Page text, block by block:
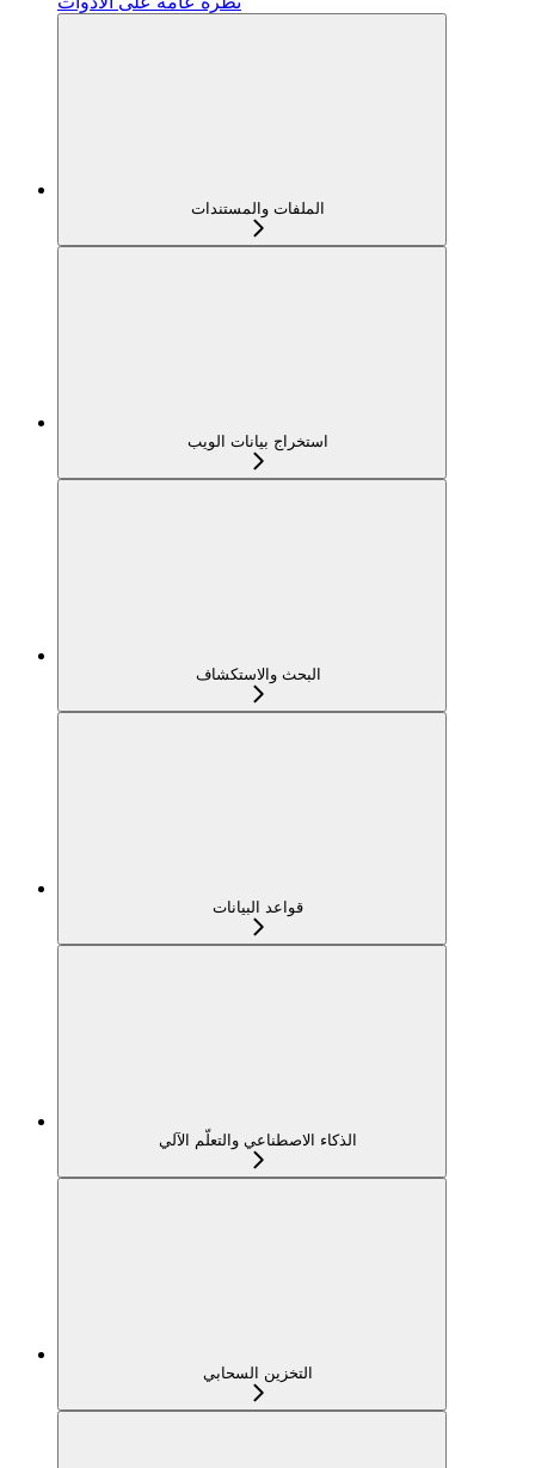
الملفات والمستندات
استخراج بيانات الويب
البحث والاستكشاف
قواعد البيانات
الذكاء الاصطناعي والتعلّم الآلي
التخزين السحابي